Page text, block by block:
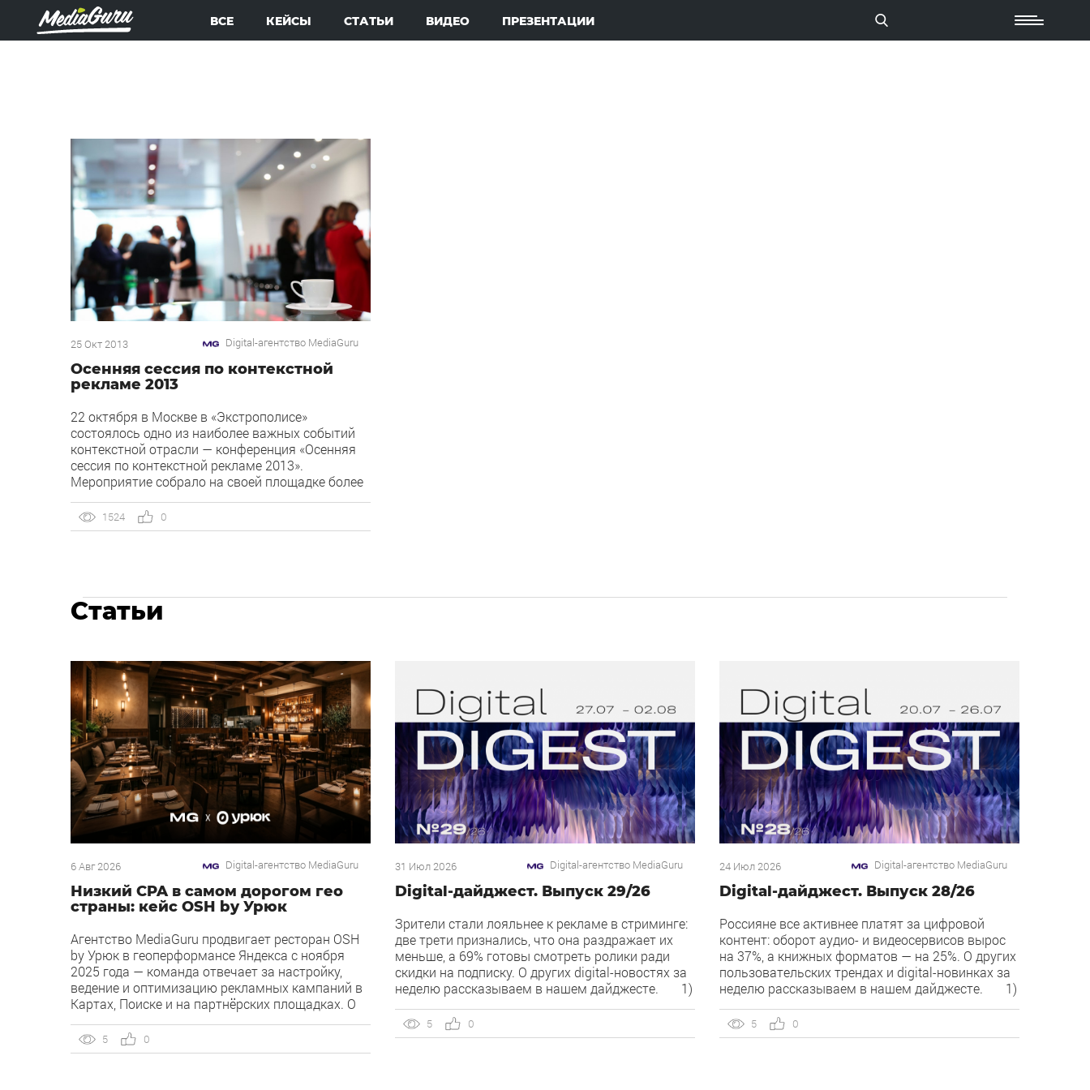
ВСЕ КЕЙСЫ СТАТЬИ ВИДЕО ПРЕЗЕНТАЦИИ
25 Окт 2013 Digital-агентство MediaGuru
Осенняя сессия по контекстной
рекламе 2013
22 октября в Москве в «Экстрополисе»
состоялось одно из наиболее важных событий
контекстной отрасли — конференция «Осенняя
сессия по контекстной рекламе 2013».
Мероприятие собрало на своей площадке более
сообщества: владельцев агентств по
контекстной рекламе, руководителей отделов,
собравшимися выступали […]
1524 0
Статьи
6 Авг 2026 Digital-агентство MediaGuru
Низкий CPA в самом дорогом гео
страны: кейс OSH by Урюк
Агентство MediaGuru продвигает ресторан OSH
by Урюк в геоперформансе Яндекса с ноября
2025 года — команда отвечает за настройку,
ведение и оптимизацию рекламных кампаний в
Картах, Поиске и на партнёрских площадках. О
открывшийся в конце 2025 года и объединивший
концепцию дубайского OSH с сетью «Урюк».
5 0
31 Июл 2026 Digital-агентство MediaGuru
Digital-дайджест. Выпуск 29/26
Зрители стали лояльнее к рекламе в стриминге:
две трети признались, что она раздражает их
меньше, а 69% готовы смотреть ролики ради
скидки на подписку. О других digital-новостях за
неделю рассказываем в нашем дайджесте. 1)
коллтрекинг. В Директе появился встроенный
динамический коллтрекинг — без доплат и
5 0
24 Июл 2026 Digital-агентство MediaGuru
Digital-дайджест. Выпуск 28/26
Россияне все активнее платят за цифровой
контент: оборот аудио- и видеосервисов вырос
на 37%, а книжных форматов — на 25%. О других
пользовательских трендах и digital-новинках за
неделю рассказываем в нашем дайджесте. 1)
Рекламной сети Яндекса. Рекламная сеть
Яндекса запускает формат Overlay, который
5 0